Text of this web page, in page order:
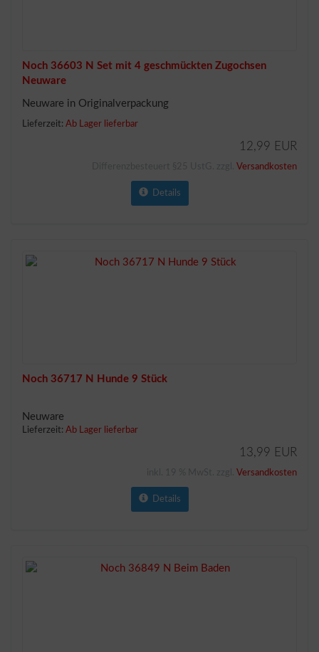
Noch 36603 N Set mit 4 geschmückten Zugochsen
Neuware
Neuware in Originalverpackung
Lieferzeit: Ab Lager lieferbar
12,99 EUR
Versandkosten
Details
Noch 36717 N Hunde 9 Stück
Neuware
Lieferzeit: Ab Lager lieferbar
13,99 EUR
Versandkosten
Details